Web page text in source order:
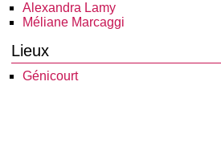
Alexandra Lamy
Méliane Marcaggi
Lieux
Génicourt